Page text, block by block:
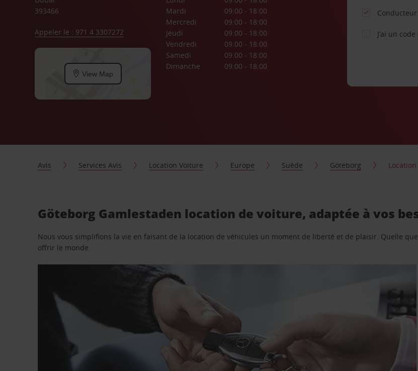
393466
Appeler le : 971 4 3307272
View Map
Mardi
09:00 - 18:00
Mercredi
09:00 - 18:00
Jeudi
09:00 - 18:00
Vendredi
09:00 - 18:00
Samedi
09:00 - 18:00
Dimanche
09:00 - 18:00
J’ai un
Avis Services Avis Location Voiture Europe Suède Göteborg
Göteborg Gamlestaden location de voiture, adaptée à vos
Nous vous simplifions la vie en faisant de la location de véhicules un moment de liberté et de plaisir. Quelle
offrir le monde.